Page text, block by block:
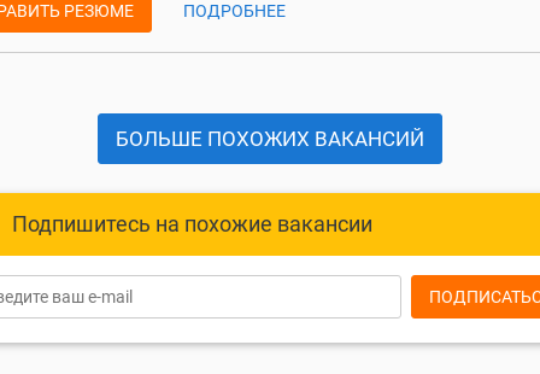
РЕЗЮМЕ ПОДРОБНЕЕ
БОЛЬШЕ ПОХОЖИХ ВАКАНСИЙ
Подпишитесь на похожие вакансии